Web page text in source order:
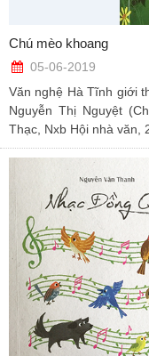
Chú mèo khoang
05-06-2019
Văn nghệ Hà Tĩnh giới
Nguyễn Thị Nguyệt
Thạc, Nxb Hội nhà văn,